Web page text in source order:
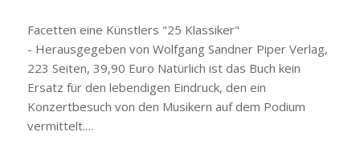
Facetten eine Künstlers "25 Klassiker"
- Herausgegeben von Wolfgang Sandner Piper Verlag,
223 Seiten, 39,90 Euro Natürlich ist das Buch kein
Ersatz für den lebendigen Eindruck, den ein
Konzertbesuch von den Musikern auf dem Podium
vermittelt.…